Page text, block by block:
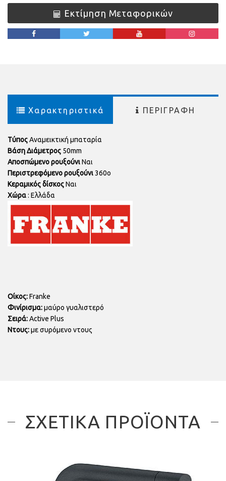
Εκτίμηση Μεταφορικών
Χαρακτηριστικά ΠΕΡΙΓΡΑΦΗ
ΤύποςΑναμεικτική μπαταρία
Βάση Διάμετρος 50mm
Αποσπώμενο ρουξούνιΝαι
Περιστρεφόμενο ρουξούνι360o
Κεραμικός δίσκοςΝαι
Χώρα: Ελλάδα
Οίκος:Franke
Φινίρισμα:μαύρο γυαλιστερό
Σειρά:Active Plus
Ντους:με συρόμενο ντους
ΣΧΕΤΙΚΑ ΠΡΟΪΟΝΤΑ